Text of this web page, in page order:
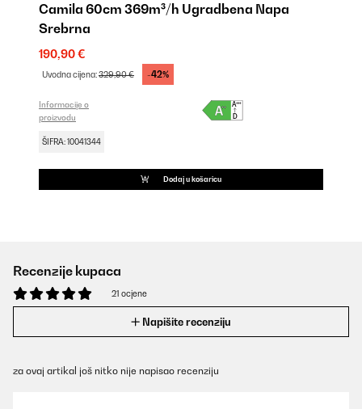
Camila 60cm 369m³/h Ugradbena Napa
Srebrna
190,90 €
Uvodna cijena:329,90 € -42%
Informacije o
proizvodu
ŠIFRA: 10041344
Dodaj u košaricu
Recenzije kupaca
21 ocjene
Napišite recenziju
za ovaj artikal još nitko nije napisao recenziju